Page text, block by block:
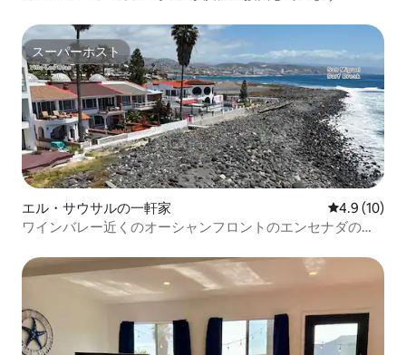
スーパーホスト
スーパーホスト
エル・サウサルの一軒家 レビュー10
4.9 (10)
ワインバレー近くのオーシャンフロントのエンセナダのビ